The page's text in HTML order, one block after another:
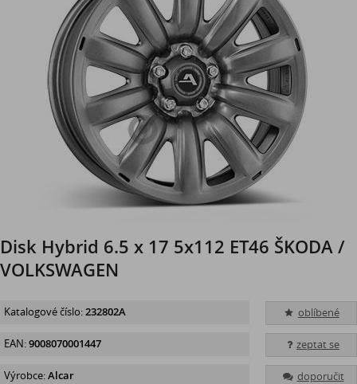
Disk Hybrid 6.5 x 17 5x112 ET46 ŠKODA /
VOLKSWAGEN
oblíbené
zeptat se
doporučit
Katalogové číslo:232802A
EAN:9008070001447
Výrobce:Alcar